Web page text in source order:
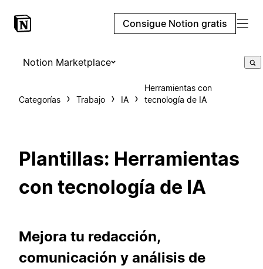
Consigue Notion gratis
Notion Marketplace
Categorías Trabajo IA
Herramientas con
tecnología de IA
Plantillas: Herramientas
con tecnología de IA
Mejora tu redacción,
comunicación y análisis de